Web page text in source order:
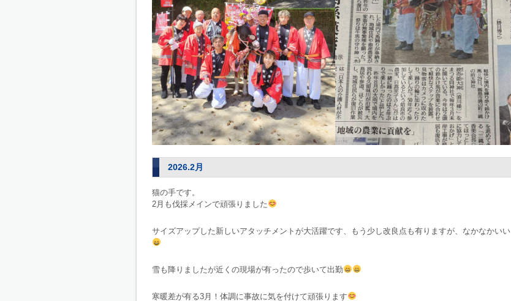
2026.2月
猫の手です。
2月も伐採メインで頑張りました
サイズアップした新しいアタッチメントが大活躍です、もう少し改良点も有りますが、なかなかいい
雪も降りましたが近くの現場が有ったので歩いて出勤
寒暖差が有る3月！体調に事故に気を付けて頑張ります